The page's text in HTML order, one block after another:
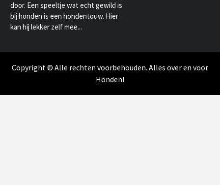
door. Een speeltje wat echt gewild is
bij honden is een hondentouw. Hier
kan hij lekker zelf mee...
Copyright © Alle rechten voorbehouden. Alles over en voor
Honden!